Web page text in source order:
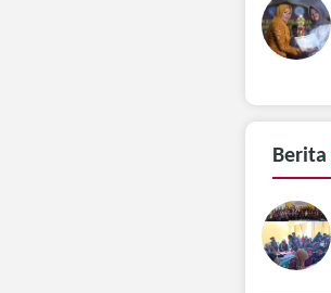
Berita